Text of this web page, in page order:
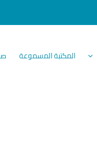
المكتبة المسموعة